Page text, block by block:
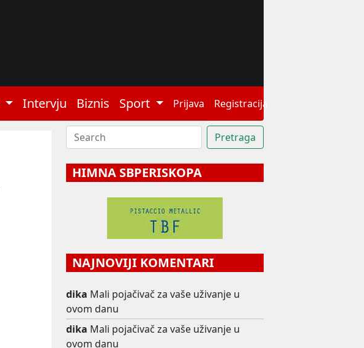
Intervju Biznis Sport Prijava Registracija
HIMNA SBPERISKOPA
NAJNOVIJI KOMENTARI
dika Mali pojačivač za vaše uživanje u
ovom danu
dika Mali pojačivač za vaše uživanje u
ovom danu